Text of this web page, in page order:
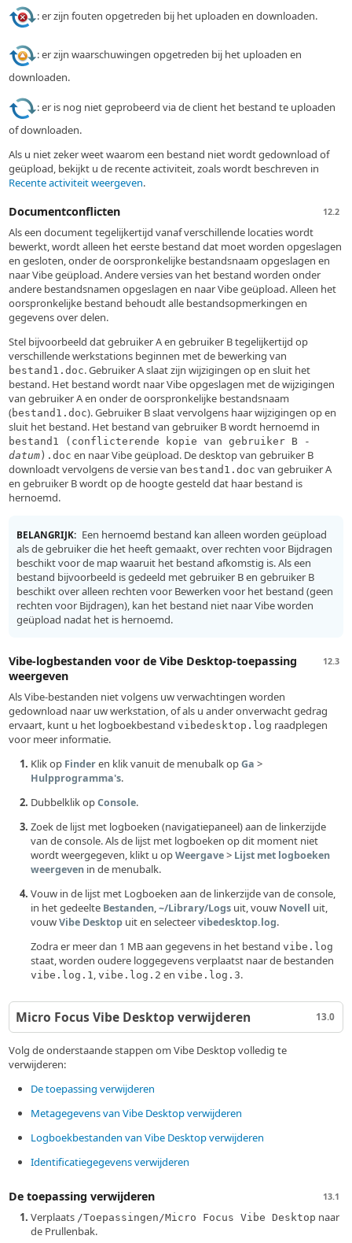
: er zijn fouten opgetreden bij het uploaden en downloaden.
: er zijn waarschuwingen opgetreden bij het uploaden en
downloaden.
: er is nog niet geprobeerd via de client het bestand te uploaden
of downloaden.
Als u niet zeker weet waarom een bestand niet wordt gedownload of
geüpload, bekijkt u de recente activiteit, zoals wordt beschreven in
Recente activiteit weergeven.
12.2
Documentconflicten
Als een document tegelijkertijd vanaf verschillende locaties wordt
bewerkt, wordt alleen het eerste bestand dat moet worden opgeslagen
en gesloten, onder de oorspronkelijke bestandsnaam opgeslagen en
naar Vibe geüpload. Andere versies van het bestand worden onder
andere bestandsnamen opgeslagen en naar Vibe geüpload. Alleen het
oorspronkelijke bestand behoudt alle bestandsopmerkingen en
gegevens over delen.
Stel bijvoorbeeld dat gebruiker A en gebruiker B tegelijkertijd op
verschillende werkstations beginnen met de bewerking van
bestand1.doc. Gebruiker A slaat zijn wijzigingen op en sluit het
bestand. Het bestand wordt naar Vibe opgeslagen met de wijzigingen
van gebruiker A en onder de oorspronkelijke bestandsnaam
(bestand1.doc). Gebruiker B slaat vervolgens haar wijzigingen op en
sluit het bestand. Het bestand van gebruiker B wordt hernoemd in
bestand1 (conflicterende kopie van gebruiker B -
datum ).doc en naar Vibe geüpload. De desktop van gebruiker B
downloadt vervolgens de versie van bestand1.doc van gebruiker A
en gebruiker B wordt op de hoogte gesteld dat haar bestand is
hernoemd.
BELANGRIJK: Een hernoemd bestand kan alleen worden geüpload
als de gebruiker die het heeft gemaakt, over rechten voor Bijdragen
beschikt voor de map waaruit het bestand afkomstig is. Als een
bestand bijvoorbeeld is gedeeld met gebruiker B en gebruiker B
beschikt over alleen rechten voor Bewerken voor het bestand (geen
rechten voor Bijdragen), kan het bestand niet naar Vibe worden
geüpload nadat het is hernoemd.
12.3
Vibe-logbestanden voor de Vibe Desktop-toepassing
weergeven
Als Vibe-bestanden niet volgens uw verwachtingen worden
gedownload naar uw werkstation, of als u ander onverwacht gedrag
ervaart, kunt u het logboekbestandvibedesktop.log raadplegen
voor meer informatie.
Klik op Finderen klik vanuit de menubalk opGa >
Hulpprogramma's.
Dubbelklik opConsole.
Zoek de lijst met logboeken (navigatiepaneel) aan de linkerzijde
van de console. Als de lijst met logboeken op dit moment niet
wordt weergegeven, klikt u opWeergave> Lijst met logboeken
weergeven in de menubalk.
Vouw in de lijst met Logboeken aan de linkerzijde van de console,
in het gedeelte Bestanden,~/Library/Logs uit, vouw Novell uit,
vouwVibe Desktop uit en selecteervibedesktop.log.
Zodra er meer dan 1 MB aan gegevens in het bestandvibe.log
staat, worden oudere loggegevens verplaatst naar de bestanden
vibe.log.1,vibe.log.2 envibe.log.3.
13.0
Micro Focus Vibe Desktop verwijderen
Volg de onderstaande stappen om Vibe Desktop volledig te
verwijderen:
De toepassing verwijderen
Metagegevens van Vibe Desktop verwijderen
Logboekbestanden van Vibe Desktop verwijderen
Identificatiegegevens verwijderen
13.1
De toepassing verwijderen
Verplaats /Toepassingen/Micro Focus Vibe Desktop naar
de Prullenbak.